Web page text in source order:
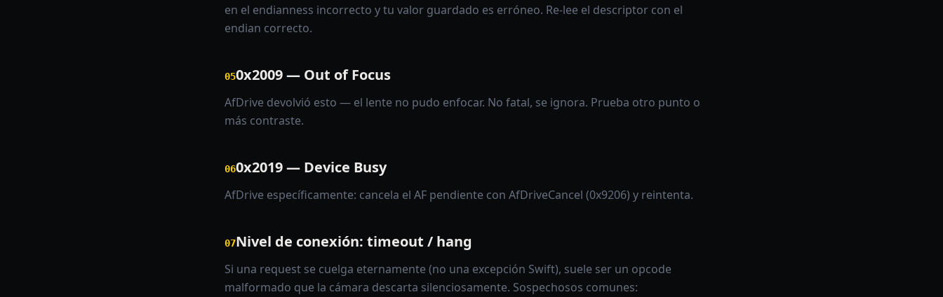
en el endianness incorrecto y tu valor guardado es erróneo. Re-lee el descriptor con el
endian correcto.
050x2009 — Out of Focus
AfDrive devolvió esto — el lente no pudo enfocar. No fatal, se ignora. Prueba otro punto o
más contraste.
060x2019 — Device Busy
AfDrive específicamente: cancela el AF pendiente con AfDriveCancel (0x9206) y reintenta.
07Nivel de conexión: timeout / hang
Si una request se cuelga eternamente (no una excepción Swift), suele ser un opcode
malformado que la cámara descarta silenciosamente. Sospechosos comunes: